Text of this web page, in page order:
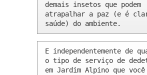
demais insetos que podem
atrapalhar a paz (e é
saúde) do ambiente.
E independentemente de
o tipo de serviço de
em Jardim Alpino que você